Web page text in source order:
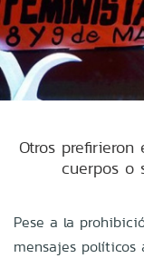
Otros
cuerpos o
Pese a la
mensajes políticos